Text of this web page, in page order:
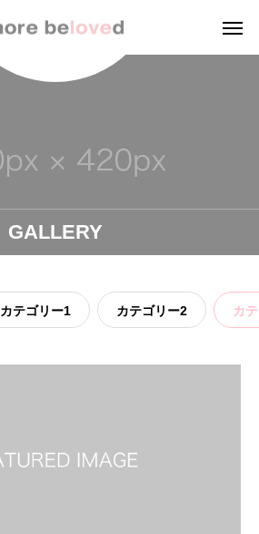
GALLERY
カテゴリー1 カテゴリー2 カ